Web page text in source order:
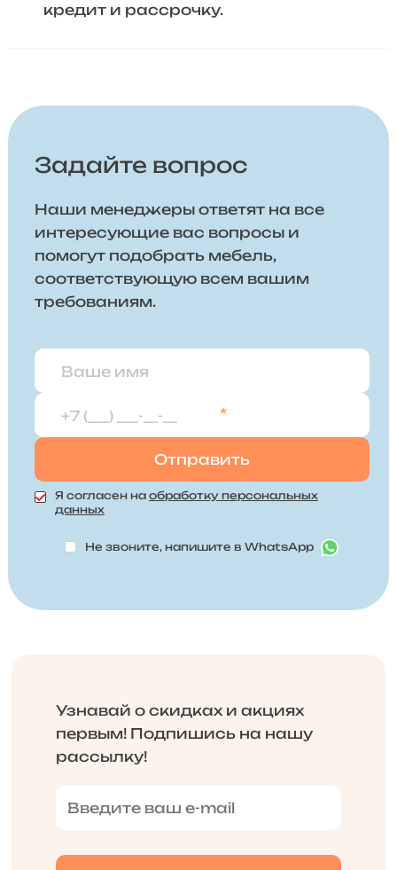
кредит и рассрочку.
Задайте вопрос
Наши менеджеры ответят на все
интересующие вас вопросы и
помогут подобрать мебель,
соответствующую всем вашим
требованиям.
*
Я согласен на обработку персональных
данных
Не звоните, напишите в WhatsApp
Узнавай о скидках и акциях
первым! Подпишись на нашу
рассылку!